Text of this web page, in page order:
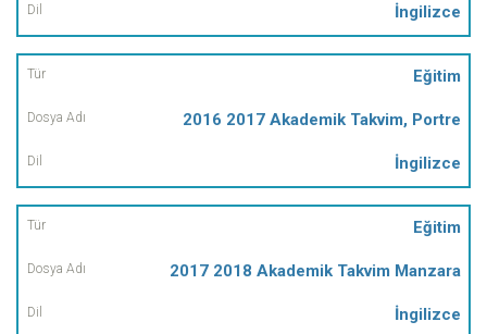
İngilizce
Eğitim
2016 2017 Akademik Takvim, Portre
İngilizce
Eğitim
2017 2018 Akademik Takvim Manzara
İngilizce